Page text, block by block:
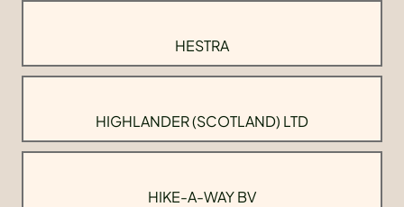
HESTRA
HIGHLANDER (SCOTLAND) LTD
HIKE-A-WAY BV